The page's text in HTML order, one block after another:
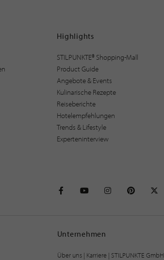
Highlights
STILPUNKTE® Shopping-Mall
Product Guide
Angebote & Events
Kulinarische Rezepte
Reiseberichte
Hotelempfehlungen
Trends & Lifestyle
Experteninterview
Unternehmen
Über uns| Karriere | STILPUNKTE GmbH